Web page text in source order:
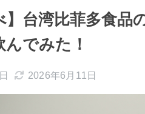
】台湾比菲多食品
でみた！
2026年6月11日